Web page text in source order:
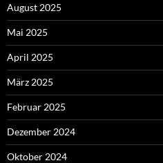
August 2025
Mai 2025
April 2025
März 2025
Februar 2025
Dezember 2024
Oktober 2024